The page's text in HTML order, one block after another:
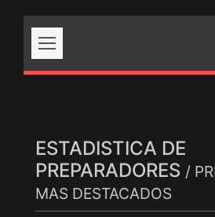
ESTADISTICA DE
PREPARADORES /
MAS DESTACADOS